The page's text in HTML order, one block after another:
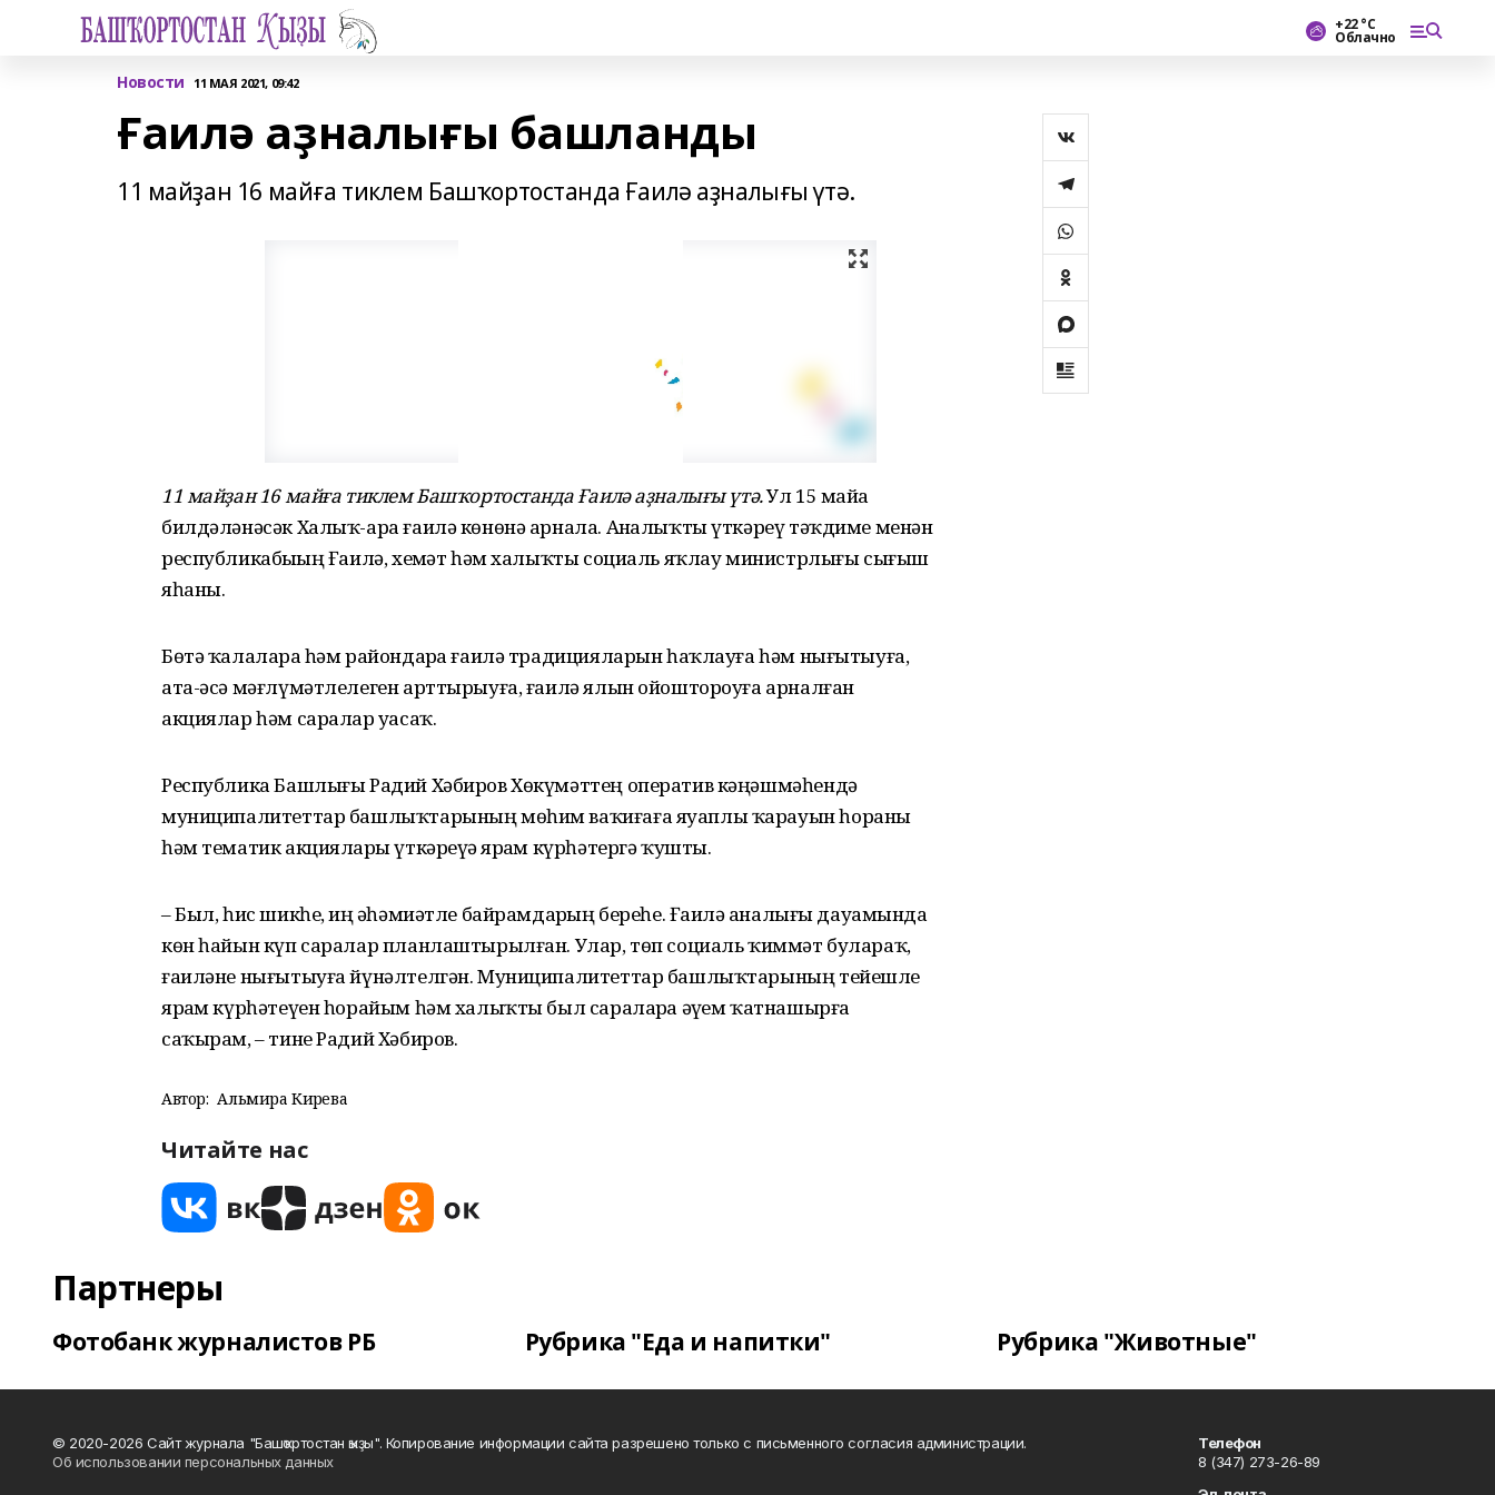
+22 °С
Облачно
Новости 11 МАЯ 2021, 09:42
Ғаилә аҙналығы башланды
11 майҙан 16 майға тиклем Башҡортостанда Ғаилә аҙналығы үтә.
11 майҙан 16 майға тиклем Башҡортостанда Ғаилә аҙналығы үтә.Ул 15 майҙа
билдәләнәсәк Халыҡ-ара ғаилә көнөнә арнала. Аҙналыҡты үткәреү тәҡдиме менән
республикабыҙҙың Ғаилә, хеҙмәт һәм халыҡты социаль яҡлау министрлығы сығыш
яһаны.
Бөтә ҡалаларҙа һәм райондарҙа ғаилә традицияларын һаҡлауға һәм нығытыуға,
ата-әсә мәғлүмәтлелеген арттырыуға, ғаилә ялын ойоштороуға арналған
акциялар һәм саралар уҙасаҡ.
Республика Башлығы Радий Хәбиров Хөкүмәттең оператив кәңәшмәһендә
муниципалитеттар башлыҡтарының мөһим ваҡиғаға яуаплы ҡарауын һораны
һәм тематик акцияларҙы үткәреүҙә ярҙам күрһәтергә ҡушты.
– Был, һис шикһеҙ, иң әһәмиәтле байрамдарҙың береһе. Ғаилә аҙналығы дауамында
көн һайын күп саралар планлаштырылған. Улар, төп социаль ҡиммәт булараҡ,
ғаиләне нығытыуға йүнәлтелгән. Муниципалитеттар башлыҡтарының тейешле
ярҙам күрһәтеүен һорайым һәм халыҡты был сараларҙа әүҙем ҡатнашырға
саҡырам, – тине Радий Хәбиров.
Автор: Альмира Кирәева
Читайте нас
Партнеры
Фотобанк журналистов РБ Рубрика "Еда и напитки" Рубрика "Животные"
© 2020-2026 Сайт журнала "Башҡортостан ҡыҙы". Копирование информации сайта разрешено только с письменного согласия администрации.
Об использовании персональных данных
Телефон
8 (347) 273-26-89